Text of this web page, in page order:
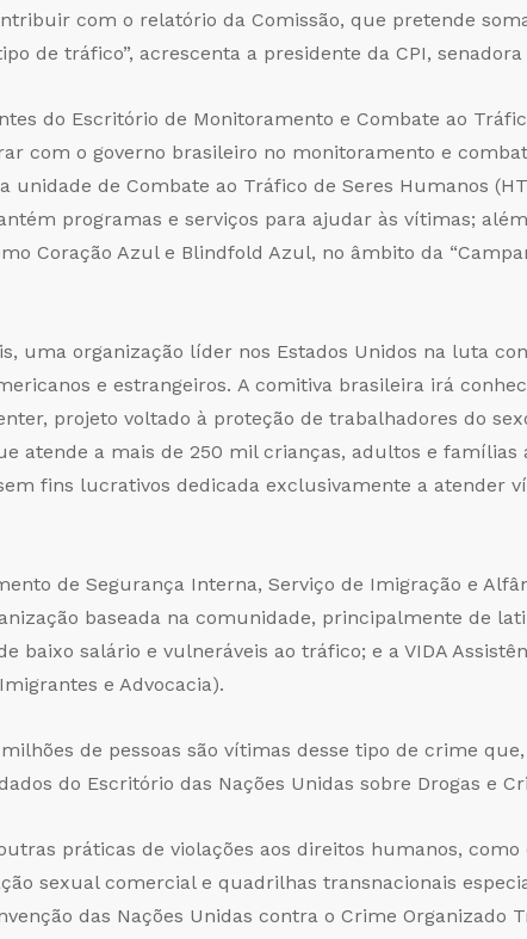
com o relatório da Comissão, que pretende
de tráfico”, acrescenta a presidente da CPI, senadora
do Escritório de Monitoramento e Combate ao
com o governo brasileiro no monitoramento e
unidade de Combate ao Tráfico de Seres Humanos
programas e serviços para ajudar às vítimas;
Coração Azul e Blindfold Azul, no âmbito da
uma organização líder nos Estados Unidos na luta
e estrangeiros. A comitiva brasileira irá
projeto voltado à proteção de trabalhadores do
atende a mais de 250 mil crianças, adultos e famílias
fins lucrativos dedicada exclusivamente a atender
de Segurança Interna, Serviço de Imigração e
baseada na comunidade, principalmente de
baixo salário e vulneráveis ao tráfico; e a VIDA
e Advocacia).
de pessoas são vítimas desse tipo de crime
do Escritório das Nações Unidas sobre Drogas e
práticas de violações aos direitos humanos,
sexual comercial e quadrilhas transnacionais
das Nações Unidas contra o Crime Organizado